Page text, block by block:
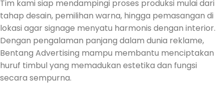
Tim kami siap mendampingi proses produksi mulai dari
tahap desain, pemilihan warna, hingga pemasangan di
lokasi agar signage menyatu harmonis dengan interior.
Dengan pengalaman panjang dalam dunia reklame,
Bentang Advertising mampu membantu menciptakan
huruf timbul yang memadukan estetika dan fungsi
secara sempurna.